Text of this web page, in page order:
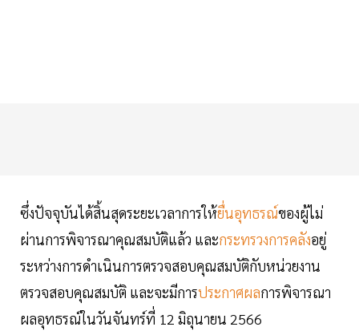
ซึ่งปัจจุบันได้สิ้นสุดระยะเวลาการให้ยื่นอุทธรณ์ของผู้ไม่
ผ่านการพิจารณาคุณสมบัติแล้ว และกระทรวงการคลังอยู่
ระหว่างการดำเนินการตรวจสอบคุณสมบัติกับหน่วยงาน
ตรวจสอบคุณสมบัติ และจะมีการประกาศผลการพิจารณา
ผลอุทธรณ์ในวันจันทร์ที่ 12 มิถุนายน 2566